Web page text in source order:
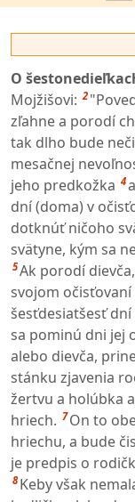
O
Mojžišovi: 2
zľahne a porodí
tak dlho bude
mesačnej
jeho predkožka 4
dní (doma) v
dotknúť ničoho
svätyne, kým sa
5Ak porodí
svojom
šesťdesiatšesť
sa pominú dni jej
alebo dievča,
stánku zjavenia
žertvu a holúbka
hriech. 7 On to
hriechu, a bude
je predpis o
8 Keby však